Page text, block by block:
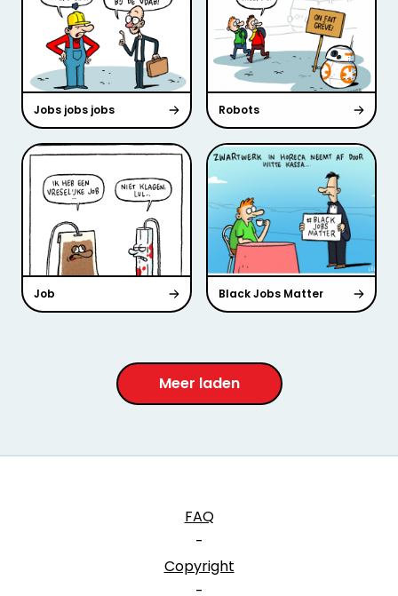
Jobs jobs jobs Robots
Job Black Jobs Matter
Meer laden
FAQ
-
Copyright
-